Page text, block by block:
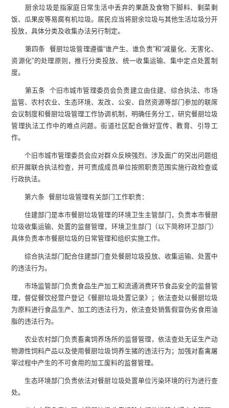
厨余垃圾是指家庭日常生活中丢弃的果蔬及食物下脚料、剩菜剩
饭、瓜果皮等易腐有机垃圾。居民应当将厨余垃圾与其他生活垃圾分开
投放，具体分类及收集办法另行制定。
第四条 餐厨垃圾管理遵循“谁产生、谁负责”和“减量化、无害化、
资源化”的处理原则，推行分类投放、统一收集运输、集中定点处置制
度。
第五条 个旧市城市管理委员会负责建立由住建、综合执法、市场
监管、农村农业、生态环境、发改、公安、自然资源等部门参加的联席
会议制度和餐厨垃圾管理工作协调机制，明确任务分工，研究餐厨垃圾
管理执法工作中的难点问题。街道社区配合做好宣传、教育、引导工
作。
个旧市城市管理委员会应对群众反映强烈、涉及面广的突出问题组
织开展联合执法检查，并可责成成员单位按照职责范围实施行政检查或
行政执法。
第六条 餐厨垃圾管理有关部门工作职责：
住建部门是本市餐厨垃圾管理的环境卫生主管部门，负责本市餐厨
垃圾收集运输、处置的监督管理，环境卫生部门（以下简称环卫部门）
具体负责本市餐厨垃圾的日常管理和组织实施工作。
综合执法部门配合住建部门查处餐厨垃圾投放、收集运输、处置中
的违法行为。
市场监管部门负责食品生产加工和流通消费环节食品安全的监督管
理，督促餐饮经营户登记《餐厨垃圾处置记录》；依法查处以餐厨垃圾
为原料进行食品生产、加工的违法行为，依法查处销售假冒伪劣食用油
脂的违法行为。
农业农村部门负责畜禽饲养场所的监督管理，依法查处无证生产动
物源性饲料产品以及使用餐厨垃圾饲养生猪的违法行为；加强对畜禽屠
宰过程中产生的不可食用的加工废料的监督管理。
生态环境部门负责依法对餐厨垃圾处置单位污染环境的行为进行查
处。